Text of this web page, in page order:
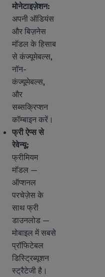
मोनेटाइज़ेशन:
अपनी ऑडियंस
और बिज़नेस
मॉडल के हिसाब
से कंज्यूमेबल्स,
नॉन-
कंज्यूमेबल्स,
और
सब्सक्रिप्शन
कॉम्बाइन करें।
फ्री ऐप्स से
रेवेन्यू:
फ्रीमियम
मॉडल —
ऑप्शनल
परचेज़ेस के
साथ फ्री
डाउनलोड —
मोबाइल में सबसे
प्रॉफिटेबल
डिस्ट्रिब्यूशन
स्ट्रैटेजी है।